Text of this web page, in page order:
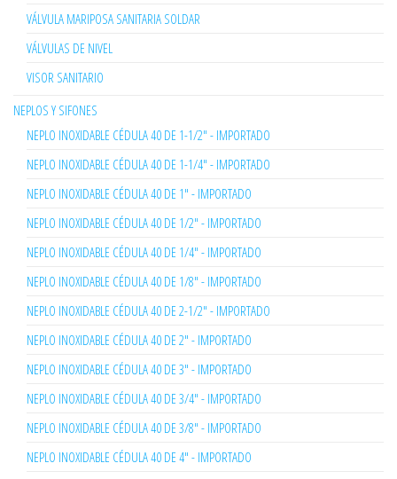
VÁLVULA MARIPOSA SANITARIA SOLDAR
VÁLVULAS DE NIVEL
VISOR SANITARIO
NEPLOS Y SIFONES
NEPLO INOXIDABLE CÉDULA 40 DE 1-1/2" - IMPORTADO
NEPLO INOXIDABLE CÉDULA 40 DE 1-1/4" - IMPORTADO
NEPLO INOXIDABLE CÉDULA 40 DE 1" - IMPORTADO
NEPLO INOXIDABLE CÉDULA 40 DE 1/2" - IMPORTADO
NEPLO INOXIDABLE CÉDULA 40 DE 1/4" - IMPORTADO
NEPLO INOXIDABLE CÉDULA 40 DE 1/8" - IMPORTADO
NEPLO INOXIDABLE CÉDULA 40 DE 2-1/2" - IMPORTADO
NEPLO INOXIDABLE CÉDULA 40 DE 2" - IMPORTADO
NEPLO INOXIDABLE CÉDULA 40 DE 3" - IMPORTADO
NEPLO INOXIDABLE CÉDULA 40 DE 3/4" - IMPORTADO
NEPLO INOXIDABLE CÉDULA 40 DE 3/8" - IMPORTADO
NEPLO INOXIDABLE CÉDULA 40 DE 4" - IMPORTADO